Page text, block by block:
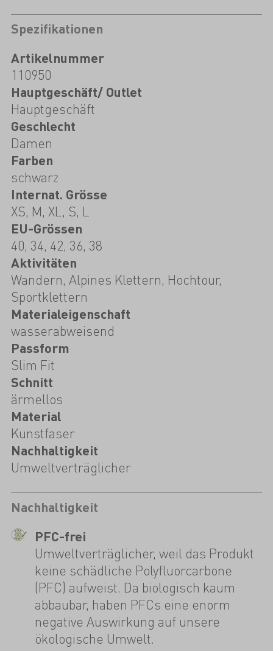
Spezifikationen
Artikelnummer
110950
Hauptgeschäft/ Outlet
Hauptgeschäft
Geschlecht
Damen
Farben
schwarz
Internat. Grösse
XS, M, XL, S, L
EU-Grössen
40, 34, 42, 36, 38
Aktivitäten
Wandern, Alpines Klettern, Hochtour,
Sportklettern
Materialeigenschaft
wasserabweisend
Passform
Slim Fit
Schnitt
ärmellos
Material
Kunstfaser
Nachhaltigkeit
Umweltverträglicher
Nachhaltigkeit
PFC-frei
Umweltverträglicher, weil das Produkt
keine schädliche Polyfluorcarbone
(PFC) aufweist. Da biologisch kaum
abbaubar, haben PFCs eine enorm
negative Auswirkung auf unsere
ökologische Umwelt.